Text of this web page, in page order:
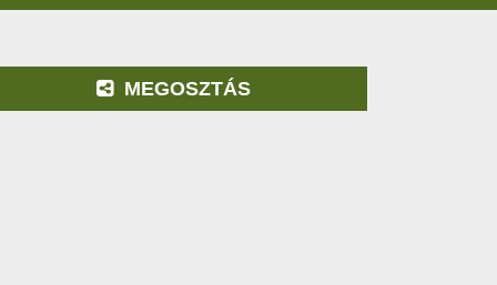
MEGOSZTÁS